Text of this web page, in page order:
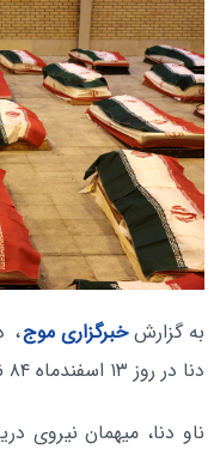
به گزارشخبرگزاری موج،
دنا در روز ۱۳ اسفندماه ۸۴ نفر شهید شدند.
ناو دنا، میهمان نیروی